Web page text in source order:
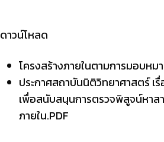
ดาวน์โหลด
โครงสร้างภายในตามการมอบห
ประกาศสถาบันนิติวิทยาศาสตร์
เพื่อสนับสนุนการตรวจพิสูจน์หาส
ภายใน.PDF